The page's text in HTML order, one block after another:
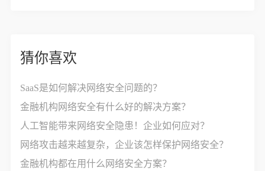
猜你喜欢
SaaS是如何解决网络安全问题的？
金融机构网络安全有什么好的解决方案？
人工智能带来网络安全隐患！企业如何应对？
网络攻击越来越复杂，企业该怎样保护网络安全？
金融机构都在用什么网络安全方案？